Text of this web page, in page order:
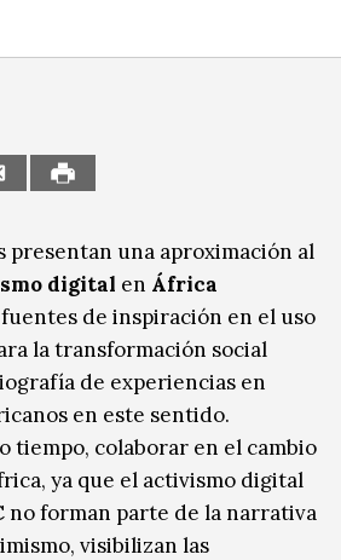
presentan una aproximación al
digital en África
de inspiración en el uso
la transformación social
de experiencias en
en este sentido.
tiempo, colaborar en el cambio
ya que el activismo digital
no forman parte de la narrativa
visibilizan las